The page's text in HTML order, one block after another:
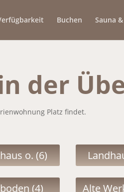
Buchen Sauna
der
Platz findet.
o. (6)
(4) Alte